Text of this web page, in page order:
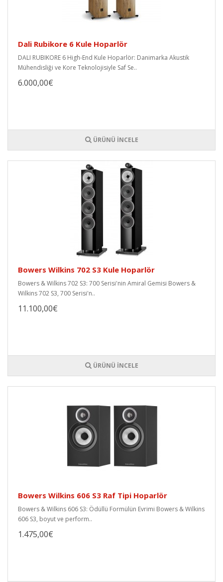
Dali Rubikore 6 Kule Hoparlör
DALI RUBIKORE 6 High-End Kule Hoparlör: Danimarka Akustik
Mühendisliği ve Kore Teknolojisiyle Saf Se..
6.000,00€
ÜRÜNÜ İNCELE
Bowers Wilkins 702 S3 Kule Hoparlör
Bowers & Wilkins 702 S3: 700 Serisi'nin Amiral Gemisi Bowers &
Wilkins 702 S3, 700 Serisi'n..
11.100,00€
ÜRÜNÜ İNCELE
Bowers Wilkins 606 S3 Raf Tipi Hoparlör
Bowers & Wilkins 606 S3: Ödüllü Formülün Evrimi Bowers & Wilkins
606 S3, boyut ve perform..
1.475,00€